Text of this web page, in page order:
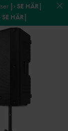
|› SE HÄR|
SE HÄR|